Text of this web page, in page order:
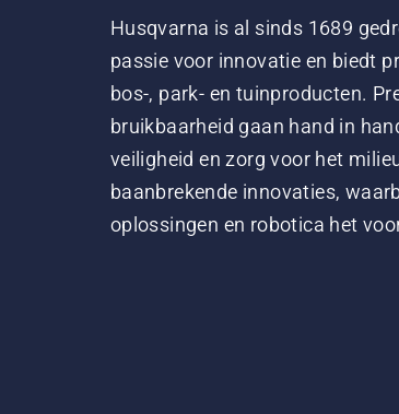
Husqvarna is al sinds 1689
passie voor innovatie en biedt
bos-, park- en tuinproducten.
bruikbaarheid gaan hand in
veiligheid en zorg voor het
baanbrekende innovaties,
oplossingen en robotica het